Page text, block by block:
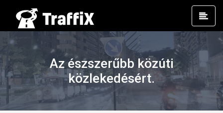
Az észszerűbb közúti
közlekedésért.